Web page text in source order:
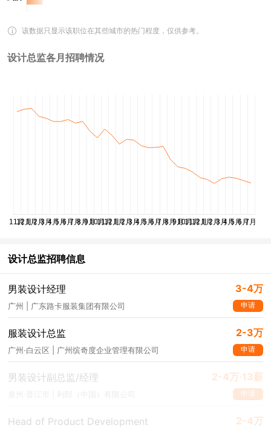
该数据只显示该职位在其些城市的热门程度，仅供参考。
设计总监各月招聘情况
设计总监招聘信息
男装设计经理 3-4万
广州 | 广东路卡服装集团有限公司 申请
服装设计总监 2-3万
广州·白云区 | 广州缤奇度企业管理有限公司 申请
男装设计副总监/经理 2-4万·13薪
申请
Head of Product Development 2-4万